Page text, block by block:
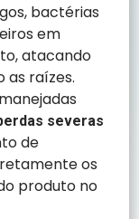
bactérias
em
atacando
as raízes.
severas
de
os
produto no